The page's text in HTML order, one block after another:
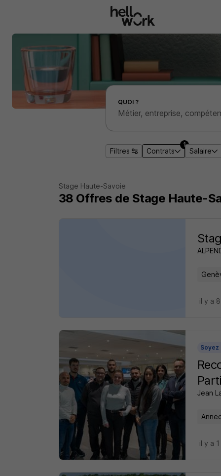
Effectuer une recherche d'emploi par localité
QUOI ?
Filtres Contrats
1
Salaire
Stage Haute-Savoie
38 Offres de Stage Haute-
il y a
Soyez
Jean
il y a